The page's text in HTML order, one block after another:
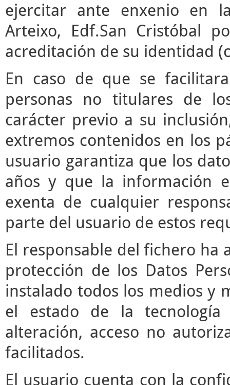
ejercitar ante enxenio en
Arteixo, Edf.San Cristóbal
acreditación de su identidad
En caso de que se
personas no titulares de
carácter previo a su
extremos contenidos en los
usuario garantiza que los
años y que la información
exenta de cualquier
parte del usuario de estos
El responsable del fichero ha
protección de los Datos
instalado todos los medios y
el estado de la
alteración, acceso no
facilitados.
El usuario cuenta con la